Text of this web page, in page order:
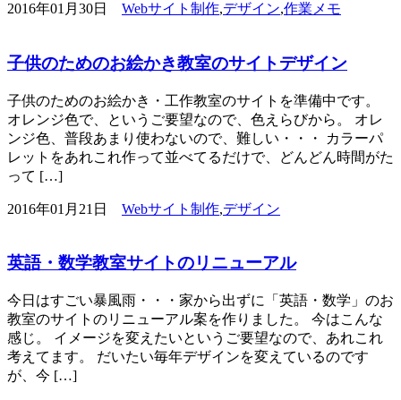
2016年01月30日 Webサイト制作,デザイン,作業メモ
子供のためのお絵かき教室のサイトデザイン
子供のためのお絵かき・工作教室のサイトを準備中です。
オレンジ色で、というご要望なので、色えらびから。 オレ
ンジ色、普段あまり使わないので、難しい・・・ カラーパ
レットをあれこれ作って並べてるだけで、どんどん時間がた
って […]
2016年01月21日 Webサイト制作,デザイン
英語・数学教室サイトのリニューアル
今日はすごい暴風雨・・・家から出ずに「英語・数学」のお
教室のサイトのリニューアル案を作りました。 今はこんな
感じ。 イメージを変えたいというご要望なので、あれこれ
考えてます。 だいたい毎年デザインを変えているのです
が、今 […]